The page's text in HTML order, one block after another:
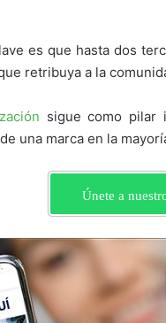
es que hasta dos
retribuya a la
sigue como pilar
una marca en la
Únete a